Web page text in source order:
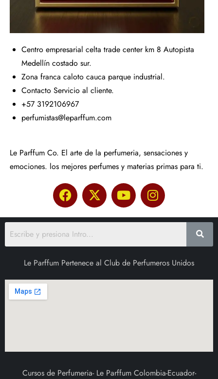
Centro empresarial celta trade center km 8 Autopista
Medellín costado sur.
Zona franca caloto cauca parque industrial.
Contacto Servicio al cliente.
+57 3192106967
perfumistas@leparffum.com
Le Parffum Co. El arte de la perfumeria, sensaciones y
emociones. los mejores perfumes y materias primas para ti.
Le Parffum Pertenece al Club de Perfumeros Unidos
Cursos de Perfumeria- Le Parffum Colombia-Ecuador-